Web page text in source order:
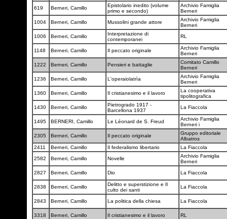
619
Berneri, Camillo
Epistolario inedito (volume
primo e secondo)
Archivio Famiglia
Berneri
1004
Berneri, Camillo Mussolini grande attore
Archivio Famiglia
Berneri
1006
Berneri, Camillo
Interpretazione di
contemporanei
RL
1148 Berneri, Camillo Il peccato originale
Archivio Famiglia
Berneri
1222
Berneri, Camillo Pensieri e battaglie
Comitato Camillo
Berneri
1236
Berneri, Camillo L'operaiolatrìa
Archivio Famiglia
Berneri
1360
Berneri, Camillo Il cristianesimo e il lavoro
La cooperativa
tipolitografica
1430
Berneri, Camillo
Pietrogrado 1917 -
Barcellona 1937
La Fiaccola
1495 BERNERI, Camillo Le Léonard de S. Freud
Archivio Famiglia
Berneri i
2305
Berneri, Camillo Il peccato originale
Gruppo editoriale
Albatros
2411
Berneri, Camillo Il federalismo libertario
La Fiaccola
2582
Berneri, Camillo Novelle
Archivio Famiglia
Berneri
2827
Berneri, Camillo Dio La Fiaccola
2838 Berneri, Camillo
Delitto e superstizione e Il
culto dei santi
La Fiaccola
2843 Berneri, Camillo La politica della chiesa La Fiaccola
3318 Berneri, Camillo Il cristianesimo e il lavoro RL